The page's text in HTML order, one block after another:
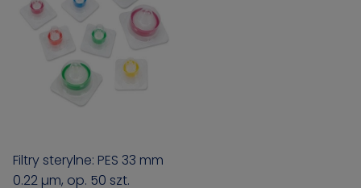
Filtry sterylne: PES 33 mm
0.22 µm, op. 50 szt.